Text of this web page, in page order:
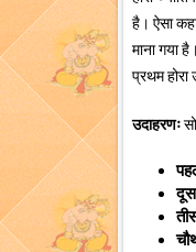
है। ऐसा
माना गया
प्रथम
उदाहरणः